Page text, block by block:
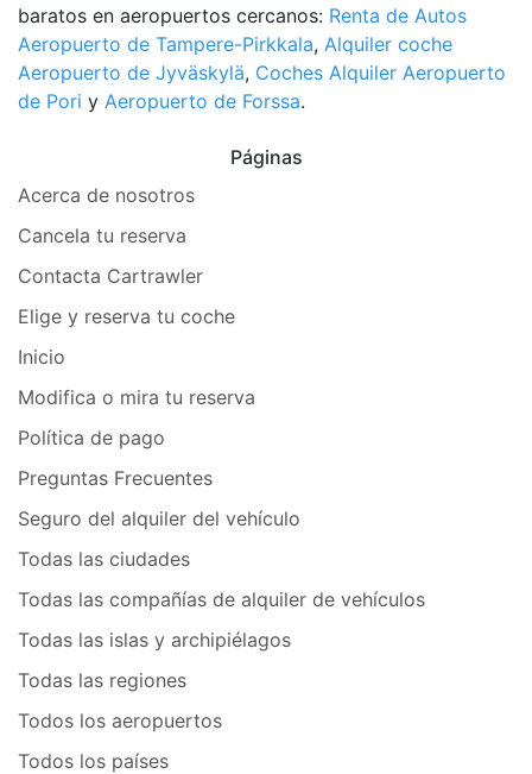
baratos en aeropuertos cercanos: Renta de Autos
Aeropuerto de Tampere-Pirkkala, Alquiler coche
Aeropuerto de Jyväskylä, Coches Alquiler Aeropuerto
de Pori y Aeropuerto de Forssa.
Páginas
Acerca de nosotros
Cancela tu reserva
Contacta Cartrawler
Elige y reserva tu coche
Inicio
Modifica o mira tu reserva
Política de pago
Preguntas Frecuentes
Seguro del alquiler del vehículo
Todas las ciudades
Todas las compañías de alquiler de vehículos
Todas las islas y archipiélagos
Todas las regiones
Todos los aeropuertos
Todos los países